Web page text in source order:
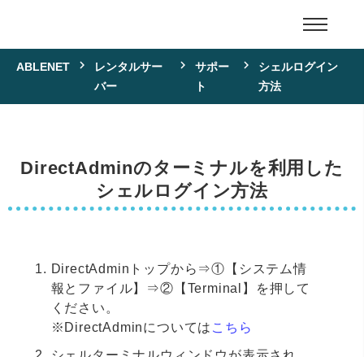
ABLENET
レンタルサー
バー
サポー
ト
シェルログイン
方法
DirectAdminのターミナルを利用した
シェルログイン方法
DirectAdminトップから⇒①【システム情
報とファイル】⇒②【Terminal】を押して
ください。
※DirectAdminについては こちら